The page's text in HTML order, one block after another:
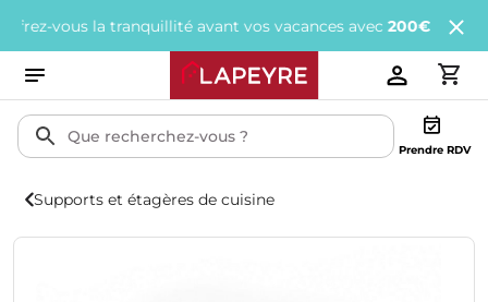
vous la tranquillité avant vos vacances avec200€ offerts tous
Prendre RDV
Supports et étagères de cuisine